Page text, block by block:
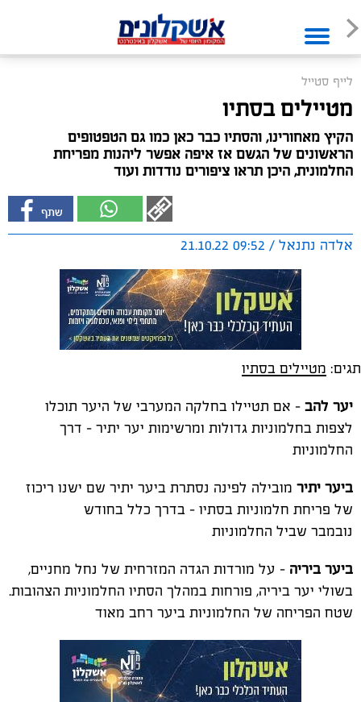
לייף סטייל
מטיילים בסתיו
הקיץ מאחורינו, והסתיו כבר כאן כמו גם הטפטופים
הראשונים של הגשם אז איפה אפשר ליהנות מפריחת
החלמונית, היכן תראו ציפורים נודדות ועוד
אלדה נתנאל / 09:52 21.10.22
תגים: מטיילים בסתיו
יער להב – אם תטיילו בחלקה המערבי של היער תוכלו
לצפות בחלמוניות גדולות ומרשימות יער יתיר - דרך
החלמוניות
ביער יתיר מובילה לפינה נסתרת ביער יתיר שם ישנו ריכוז
של פריחת חלמוניות בסתיו - בדרך כלל בחודש
נובמבר שביל החלמוניות
ביער ביריה - על מורדות הגדה המזרחית של נחל מחניים,
בשולי יער ביריה, פורחות במהלך הסתיו החלמוניות הצהובות.
שטח הפריחה של החלמוניות ביער רחב מאוד